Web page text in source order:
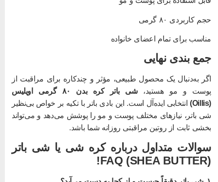
کاربردی ۸۰ گرمی
برای تمام اعضای خانواده
بندی نهایی
به‌دنبال یک محصول طبیعی، مؤثر و چندکاره برای مراقبت از
و مو هستید،
شی باتر کره بدن ۸۰ گرمی اویلیس
انتخابی ایده‌آل است. این بادی باتر با تکیه بر خواص بی‌نظیر
باتر، نیازهای مختلف پوست و مو را پوشش می‌دهد و می‌تواند
ثابت از روتین مراقبتی روزانه شما باشد.
متداول درباره کره شی یا شی باتر